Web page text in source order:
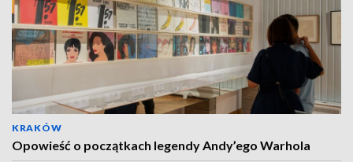
KRAKÓW
Opowieść o początkach legendy Andy’ego Warhola